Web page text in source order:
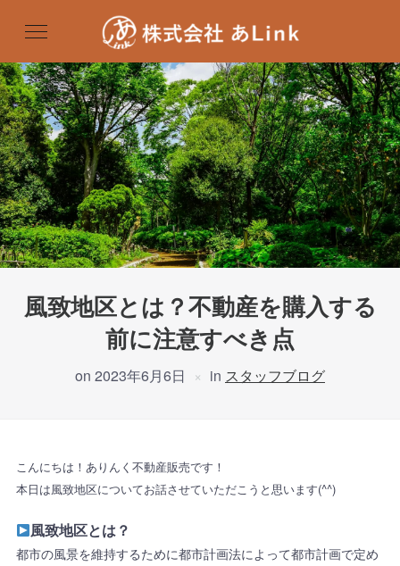
風致地区とは？不動産を購入する
前に注意すべき点
on 2023年6月6日 in スタッフブログ
こんにちは！ありんく不動産販売です！
本日は風致地区についてお話させていただこうと思います(^^)
風致地区とは？
都市の風景を維持するために都市計画法によって都市計画で定め